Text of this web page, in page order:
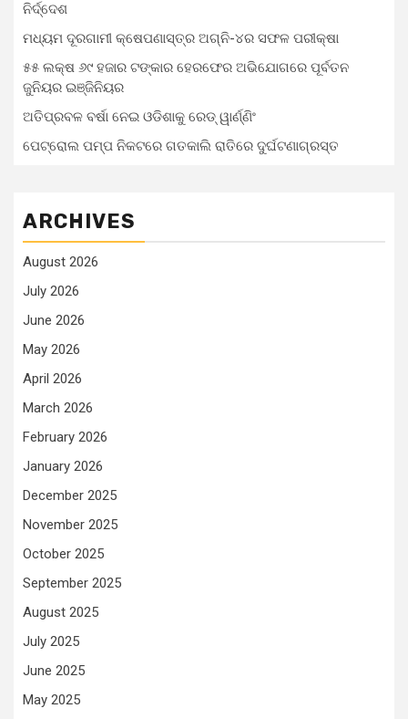
ନିର୍ଦ୍ଦେଶ
ମଧ୍ୟମ ଦୂରଗାମୀ କ୍ଷେପଣାସ୍ତ୍ର ଅଗ୍ନି-୪ର ସଫଳ ପରୀକ୍ଷା
୫୫ ଲକ୍ଷ ୬୯ ହଜାର ଟଙ୍କାର ହେରଫେର ଅଭିଯୋଗରେ ପୂର୍ବତନ
ଜୁନିୟର ଇଞ୍ଜିନିୟର
ଅତିପ୍ରବଳ ବର୍ଷା ନେଇ ଓଡିଶାକୁ ରେଡ୍ ୱାର୍ଣ୍ଣିଂ
ପେଟ୍ରୋଲ ପମ୍ପ ନିକଟରେ ଗତକାଲି ରାତିରେ ଦୁର୍ଘଟଣାଗ୍ରସ୍ତ
ARCHIVES
August 2026
July 2026
June 2026
May 2026
April 2026
March 2026
February 2026
January 2026
December 2025
November 2025
October 2025
September 2025
August 2025
July 2025
June 2025
May 2025